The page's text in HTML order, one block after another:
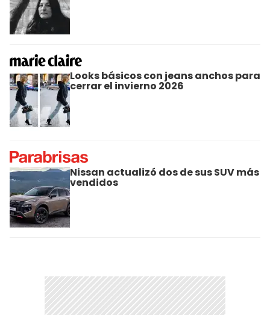
Looks básicos con jeans anchos para
cerrar el invierno 2026
Nissan actualizó dos de sus SUV más
vendidos